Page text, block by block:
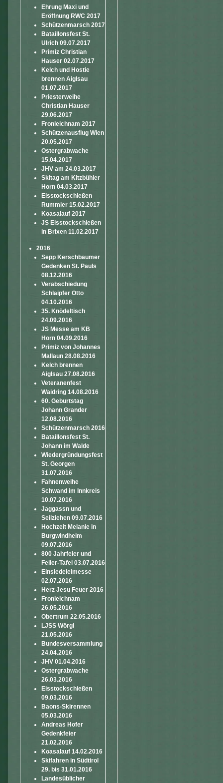
Ehrung Maxi und
Eröffnung RWC 2017
Schützenmarsch 2017
Bataillonsfest St.
Ulrich 09.07.2017
Primiz Christian
Hauser 02.07.2017
Kelch und Hostie
brennen Aiglsau
01.07.2017
Priesterweihe
Christian Hauser
29.06.2017
Fronleichnam 2017
Schützenausflug Wien
20.05.2017
Ostergrabwache
15.04.2017
JHV am 24.03.2017
Skitag am Kitzbühler
Horn 04.03.2017
Eisstockschießen
Rummler 15.02.2017
Koasalauf 2017
JS Eisstockschießen
in Brixen 11.02.2017
2016
Sepp Kerschbaumer
Gedenken St. Pauls
08.12.2016
Verabschiedung
Schlaipfer Otto
04.10.2016
35. Knödeltisch
24.09.2016
JS Messe am KB
Horn 04.09.2016
Primiz von Johannes
Mallaun 28.08.2016
Kelch brennen
Aiglsau 27.08.2016
Veteranenfest
Waidring 14.08.2016
60. Geburtstag
Johann Grander
12.08.2016
Schützenmarsch 2016
Bataillonsfest St.
Johann im Walde
Wiedergründungsfest
St. Georgen
31.07.2016
Fahnenweihe
Schwand im Innkreis
10.07.2016
Jaggassn und
Seilziehen 09.07.2016
Hochzeit Melanie in
Burgwindheim
09.07.2016
800 Jahrfeier und
Feller-Tafel 03.07.2016
Einsiedeleimesse
02.07.2016
Herz Jesu Feuer 2016
Fronleichnam
26.05.2016
Obertrum 22.05.2016
LJSS Wörgl
21.05.2016
Bundesversammlung
24.04.2016
JHV 01.04.2016
Ostergrabwache
26.03.2016
Eisstockschießen
09.03.2016
Baons-Skirennen
05.03.2016
Andreas Hofer
Gedenkfeier
21.02.2016
Koasalauf 14.02.2016
Skifahren in Südtirol
29. bis 31.01.2016
Landesüblicher